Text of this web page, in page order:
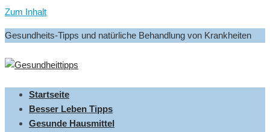
Zum Inhalt
Gesundheits-Tipps und natürliche Behandlung von Krankheiten
Startseite
Besser Leben Tipps
Gesunde Hausmittel